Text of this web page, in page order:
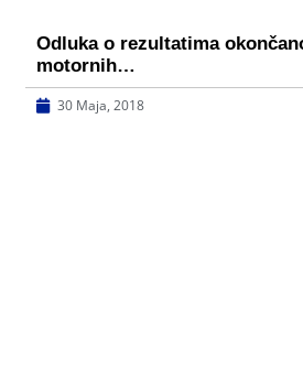
Odluka o rezultatima
motornih…
30 Maja, 2018